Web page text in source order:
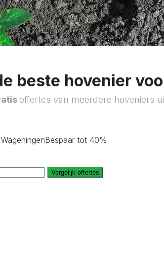
beste hovenier
offertes van meerdere hoveniers
Bespaar tot 40%
Vergelijk offertes